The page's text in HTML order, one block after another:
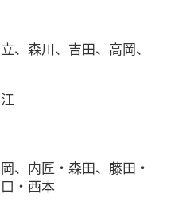
、森川、吉田、高岡、
、内匠・森田、藤田・
・西本